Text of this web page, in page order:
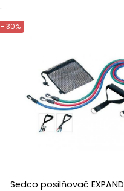
Sedco posilňovač
- 30%